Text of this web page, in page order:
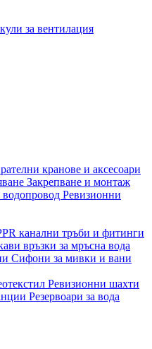
за вентилация
кранове и аксесоари
Закрепване и монтаж
водопровод Ревизионни
канални тръби и фитинги
връзки за мръсна вода
Сифони за мивки и вани
Ревизионни шахти
Резервоари за вода